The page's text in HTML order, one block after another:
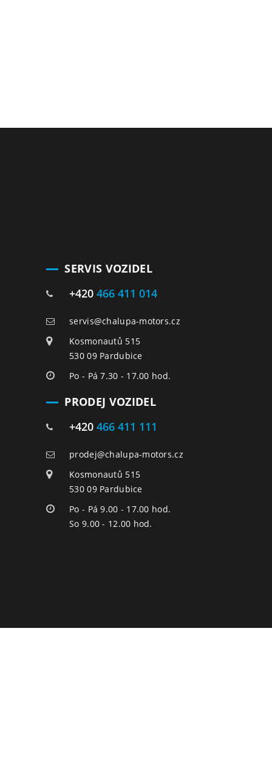
SERVIS VOZIDEL
+420 466 411 014
servis@chalupa-motors.cz
Kosmonautů 515
530 09 Pardubice
Po - Pá 7.30 - 17.00 hod.
PRODEJ VOZIDEL
+420 466 411 111
prodej@chalupa-motors.cz
Kosmonautů 515
530 09 Pardubice
Po - Pá 9.00 - 17.00 hod.
So 9.00 - 12.00 hod.